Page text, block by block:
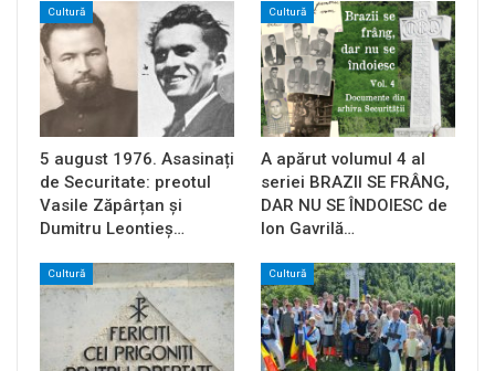
Cultură
5 august 1976. Asasinați
de Securitate: preotul
Vasile Zăpârțan și
Dumitru Leontieș…
Cultură
A apărut volumul 4 al
seriei BRAZII SE FRÂNG,
DAR NU SE ÎNDOIESC de
Ion Gavrilă…
Cultură Cultură